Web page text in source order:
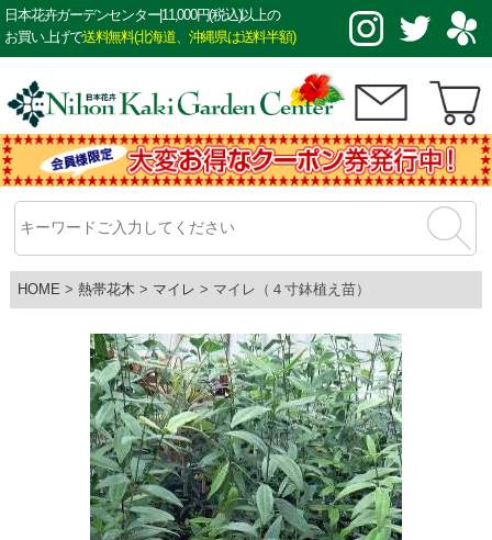
日本花卉ガーデンセンター|11,000円(税込)以上の
お買い上げで送料無料(北海道、沖縄県は送料半額)
HOME 熱帯花木 マイレ マイレ（４寸鉢植え苗）